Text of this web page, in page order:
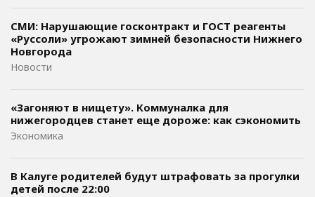
СМИ: Нарушающие госконтракт и ГОСТ реагенты
«Руссоли» угрожают зимней безопасности Нижнего
Новгорода
Новости
«Загоняют в нищету». Коммуналка для
нижегородцев станет еще дороже: как сэкономить
Экономика
В Калуге родителей будут штрафовать за прогулки
детей после 22:00